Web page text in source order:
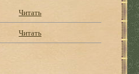
Читать
Читать